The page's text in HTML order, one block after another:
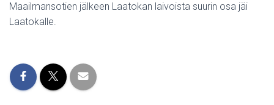
Maailmansotien jälkeen Laatokan laivoista suurin osa jäi
Laatokalle.